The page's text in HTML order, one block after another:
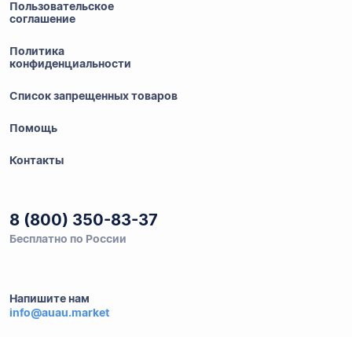
Пользовательское
соглашение
Политика
конфиденциальности
Список запрещенных товаров
Помощь
Контакты
8 (800) 350-83-37
Бесплатно по России
Напишите нам
info@auau.market